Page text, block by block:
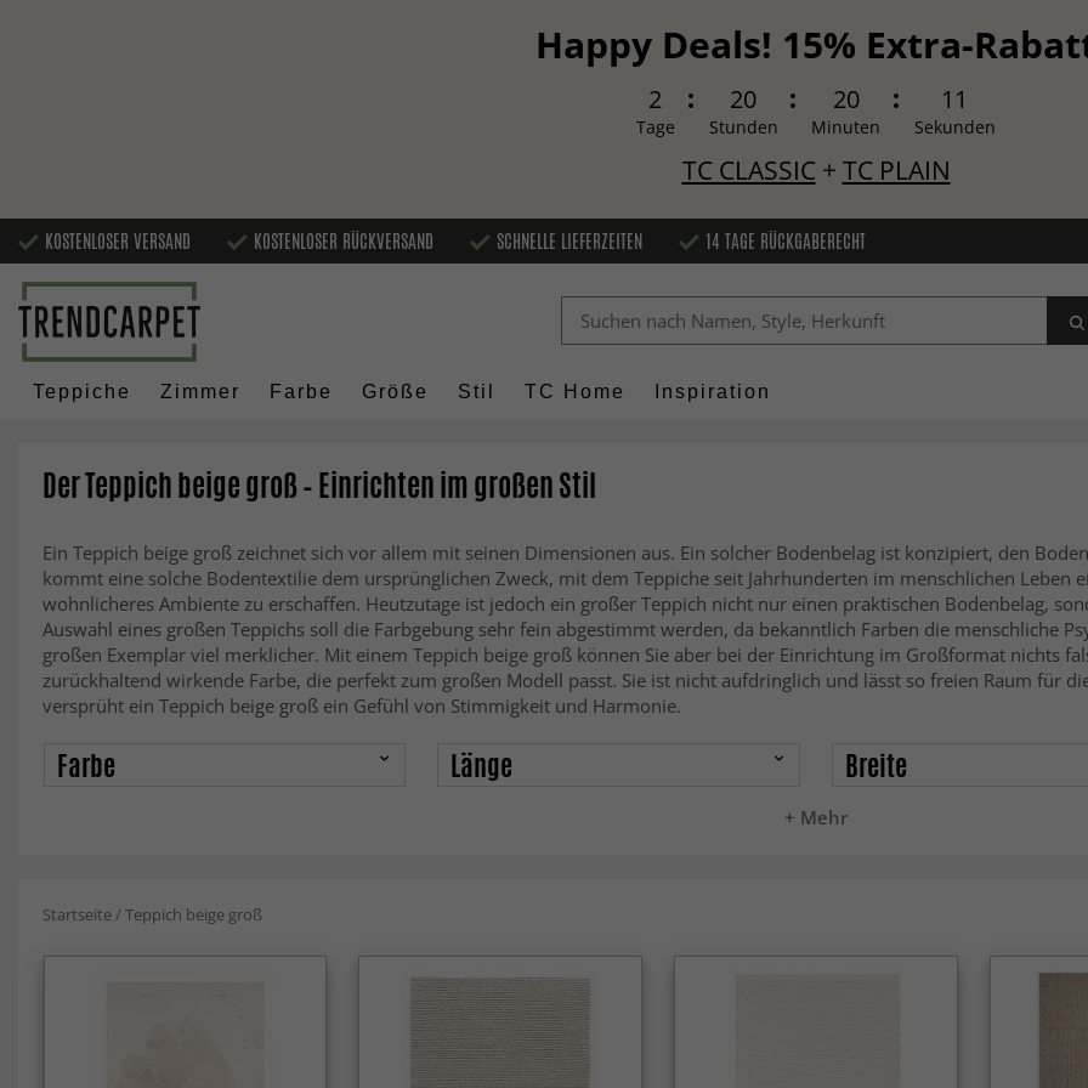
Happy Deals! 15% Extra-
2
Tage
20
Stunden
20
Minuten
9
Sekunden
TC CLASSIC+ TC PLAIN
KOSTENLOSER VERSAND KOSTENLOSER RÜCKVERSAND SCHNELLE LIEFERZEITEN 14 TAGE RÜCKGABERECHT
Teppiche Zimmer Farbe Größe Stil TC Home Inspiration
Der Teppich beige groß – Einrichten im großen Stil
Ein Teppich beige groß zeichnet sich vor allem mit seinen Dimensionen aus. Ein solcher Bodenbelag ist konzipiert, den
kommt eine solche Bodentextilie dem ursprünglichen Zweck, mit dem Teppiche seit Jahrhunderten im menschlichen Leben
wohnlicheres Ambiente zu erschaffen. Heutzutage ist jedoch ein großer Teppich nicht nur einen praktischen Bodenbelag,
Auswahl eines großen Teppichs soll die Farbgebung sehr fein abgestimmt werden, da bekanntlich Farben die menschliche
großen Exemplar viel merklicher. Mit einem Teppich beige groß können Sie aber bei der Einrichtung im Großformat nichts
zurückhaltend wirkende Farbe, die perfekt zum großen Modell passt. Sie ist nicht aufdringlich und lässt so freien Raum für
versprüht ein Teppich beige groß ein Gefühl von Stimmigkeit und Harmonie.
+ Mehr
Farbe Länge Breite
Startseite/Teppich beige groß